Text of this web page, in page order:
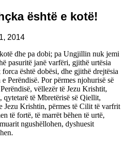
është e kotë!
2014
dhe pa dobi; pa Ungjillin nuk jemi
pasuritë janë varfëri, gjithë urtësia
është dobësi, dhe gjithë drejtësia
Perëndisë. Por përmes njohurisë së
vëllezër të Jezu Krishtit,
qytetarë të Mbretërisë së Qiellit,
Jezu Krishtin, përmes të Cilit të varfrit
të fortë, të marrët bëhen të urtë,
ngushëllohen, dyshuesit